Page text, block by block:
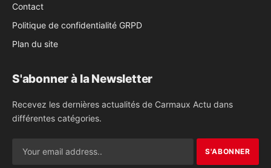
Contact
Politique de confidentialité GRPD
Plan du site
S'abonner à la Newsletter
Recevez les dernières actualités de Carmaux Actu dans
différentes catégories.